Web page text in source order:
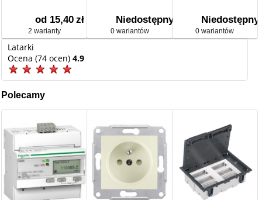
od 15,40 zł
2 warianty
Niedostępny
0 wariantów
Niedostępny
0 wariantów
Latarki
Ocena (74 ocen)4.9
Polecamy